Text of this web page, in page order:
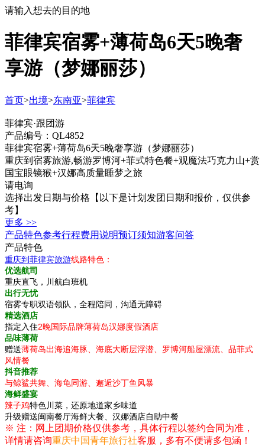
请输入想去的目的地
菲律宾宿雾+薄荷岛6天5晚奢
享游（梦娜丽莎）
首页>出境>东南亚>菲律宾
菲律宾·跟团游
产品编号：QL4852
菲律宾宿雾+薄荷岛6天5晚奢享游（梦娜丽莎）
重庆到宿雾旅游,畅游罗博河+菲式特色餐+观魔法巧克力山+赏
国宝眼镜猴+汉娜高质量睡梦之旅
请电询
选择出发日期与价格 【以下是计划发团日期和报价，仅供参
考】
更多 >>
产品特色参考行程费用说明预订须知游客问答
产品特色
重庆到菲律宾旅游线路特色：
优选航司
重庆直飞，川航白班机
出行无忧
宿雾专职双语领队，全程陪同，沟通无障碍
精选酒店
指定入住2晚国际品牌薄荷岛汉娜度假酒店
品味薄荷
赠送薄荷岛出海追海豚、海底大断层浮潜、罗博河船屋漂流、品菲式
风情餐
抖音推荐
与鲸鲨共舞、海龟同游、邂逅沙丁鱼风暴
海鲜盛宴
辣子鸡特色川菜，还原地道家乡味道
升级赠送闽南餐厅海鲜大餐、汉娜酒店自助中餐
※ 注：网上团期价格仅供参考，具体行程以签约合同为准，
详情请咨询重庆中国青年旅行社客服，多有不便请多包涵！